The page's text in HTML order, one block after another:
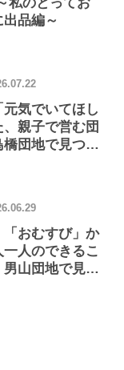
品編～
元気でいてほし
親子で営む団
団地で見つけ
「おむすび」か
人のできるこ
山団地で見つ